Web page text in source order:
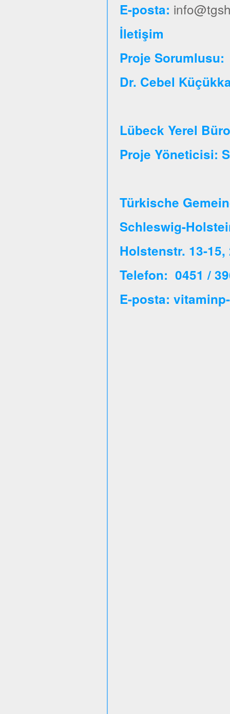
E-posta:
İletişim
Proje
Dr. Cebel
Lübeck Yerel
Proje Yöneticisi:
Türkische
Schleswig-
Holstenstr. 13-
Telefon: 0451 /
E-posta: